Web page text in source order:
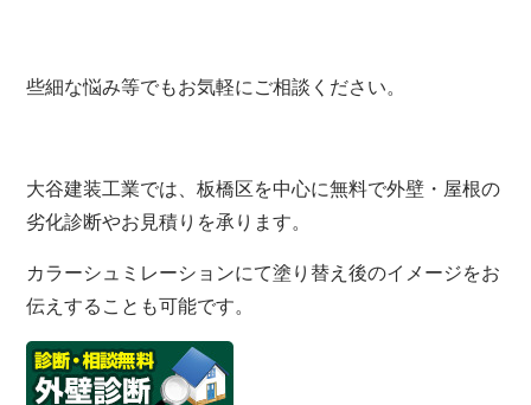
些細な悩み等でもお気軽にご相談ください。
大谷建装工業では、板橋区を中心に無料で外壁・屋根の
劣化診断やお見積りを承ります。
カラーシュミレーションにて塗り替え後のイメージをお
伝えすることも可能です。